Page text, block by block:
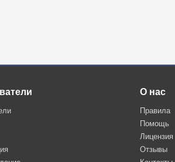
О нас
Правила
Помощь
Лицензия
Отзывы